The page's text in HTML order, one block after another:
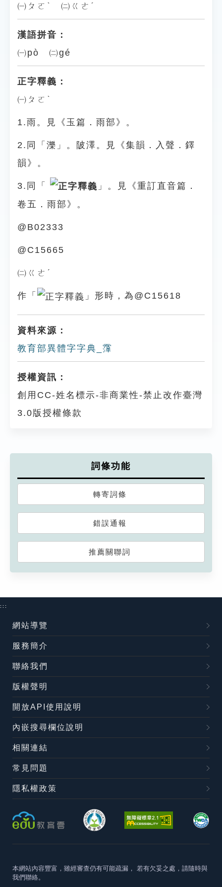
㈠ㄆㄛˋ ㈡ㄍㄜˊ
漢語拼音：
㈠pò ㈡gé
正字釋義：
㈠ㄆㄛˋ
1.雨。見《玉篇．雨部》。
2.同「濼」。陂澤。見《集韻．入聲．鐸
韻》。
3.同「
」。見《重訂直音篇．
卷五．雨部》。
@B02333
@C15665
㈡ㄍㄜˊ
作「 」形時，為@C15618
資料來源：
教育部異體字字典_䨰
授權資訊：
創用CC-姓名標示-非商業性-禁止改作臺灣
3.0版授權條款
詞條功能
轉寄詞條
錯誤通報
推薦關聯詞
:::
網站導覽
服務簡介
聯絡我們
版權聲明
開放API使用說明
內嵌搜尋欄位說明
相關連結
常見問題
隱私權政策
本網站內容豐富，雖經審查仍有可能疏漏， 若有欠妥之處，請隨時與
我們聯絡。